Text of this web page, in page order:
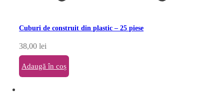
Cuburi de construit din plastic – 25 piese
38,00lei
Adaugă în coș